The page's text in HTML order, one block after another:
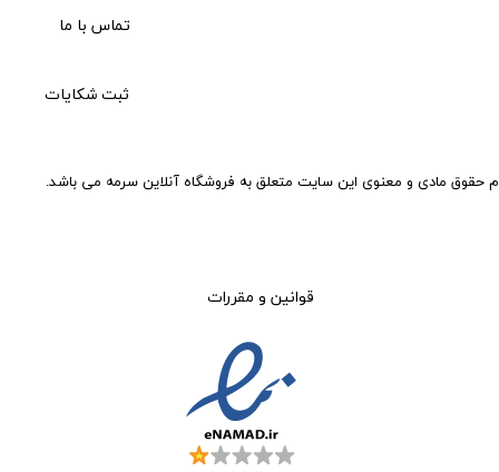
حقوق مادی و معنوی این سایت متعلق به فروشگاه آنلاین سرمه می باشد.
ثبت شکایات
قوانین و مقررات
تماس با ما